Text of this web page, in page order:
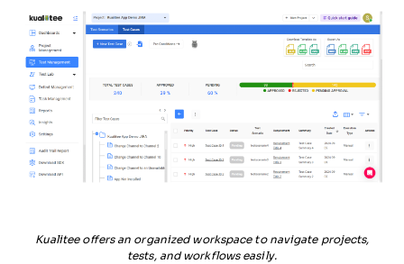
Kualitee offers an organized workspace to navigate projects,
tests, and workflows easily.